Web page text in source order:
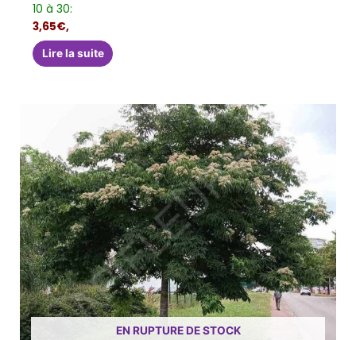
10 à 30:
3,65€,
Lire la suite
EN RUPTURE DE STOCK